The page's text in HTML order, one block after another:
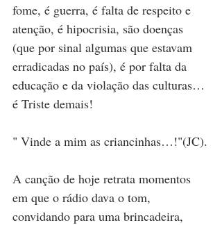
fome, é guerra, é falta de respeito e
atenção, é hipocrisia, são doenças
(que por sinal algumas que estavam
erradicadas no país), é por falta da
educação e da violação das culturas…
é Triste demais!
" Vinde a mim as criancinhas…!"(JC).
A canção de hoje retrata momentos
em que o rádio dava o tom,
convidando para uma brincadeira,